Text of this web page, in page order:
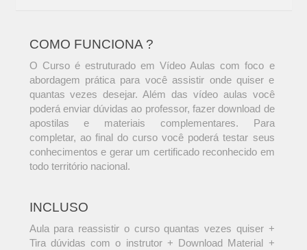
COMO FUNCIONA ?
O Curso é estruturado em Vídeo Aulas com foco e
abordagem prática para você assistir onde quiser e
quantas vezes desejar. Além das vídeo aulas você
poderá enviar dúvidas ao professor, fazer download de
apostilas e materiais complementares. Para
completar, ao final do curso você poderá testar seus
conhecimentos e gerar um certificado reconhecido em
todo território nacional.
INCLUSO
Aula para reassistir o curso quantas vezes quiser +
Tira dúvidas com o instrutor + Download Material +